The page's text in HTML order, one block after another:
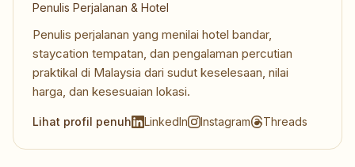
Penulis Perjalanan & Hotel
Penulis perjalanan yang menilai hotel bandar,
staycation tempatan, dan pengalaman percutian
praktikal di Malaysia dari sudut keselesaan, nilai
harga, dan kesesuaian lokasi.
Lihat profil penuh LinkedIn Instagram Threads